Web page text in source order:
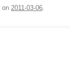
on 2011-03-06.